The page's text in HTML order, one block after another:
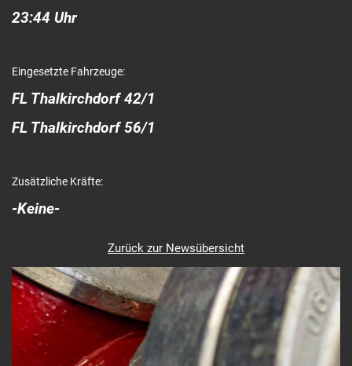
23:44 Uhr
Eingesetzte Fahrzeuge:
FL Thalkirchdorf 42/1
FL Thalkirchdorf 56/1
Zusätzliche Kräfte:
-Keine-
Zurück zur Newsübersicht